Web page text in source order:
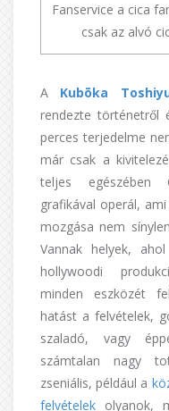
Fanservice a cica
csak az alvó
A Kubōka
rendezte történetről
perces terjedelme
már csak a
teljes egészében
grafikával operál,
mozgása nem
Vannak helyek,
hollywoodi
minden eszközét
hatást a felvételek,
szaladó, vagy
számtalan nagy
zseniális, például a
felvételek olyanok,